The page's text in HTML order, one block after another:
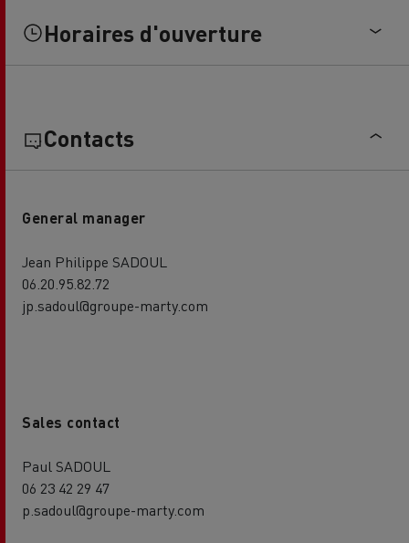
Horaires d'ouverture
Contacts
General manager
Jean Philippe SADOUL
06.20.95.82.72
jp.sadoul@groupe-marty.com
Sales contact
Paul SADOUL
06 23 42 29 47
p.sadoul@groupe-marty.com